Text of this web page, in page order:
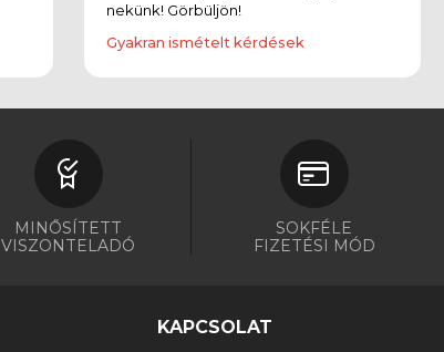
nekünk! Görbüljön!
Gyakran ismételt kérdések
MINŐSÍTETT
VISZONTELADÓ
SOKFÉLE
FIZETÉSI MÓD
KAPCSOLAT